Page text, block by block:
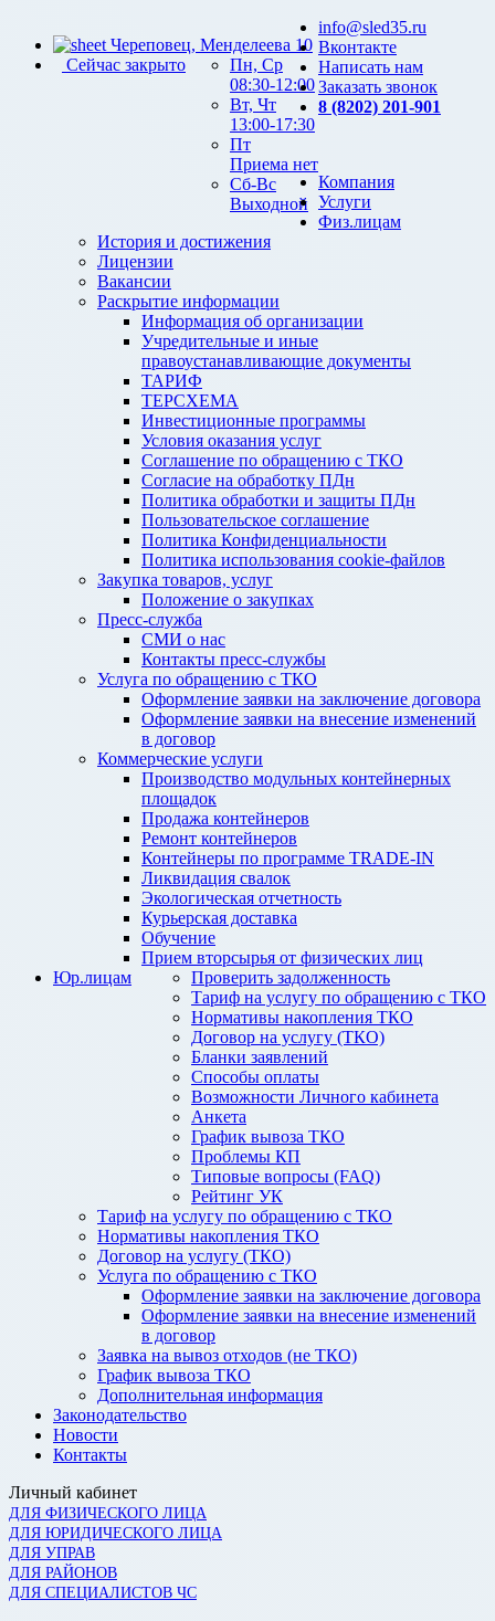
Череповец, Менделеева 10
Сейчас закрыто
Пн, Ср
08:30-12:00
Вт, Чт
13:00-17:30
Пт
Приема нет
Сб-Вс
Выходной
info@sled35.ru
Вконтакте
Написать нам
Заказать звонок
8 (8202) 201-901
Компания
История и достижения
Лицензии
Вакансии
Раскрытие информации
Информация об организации
Учредительные и иные
правоустанавливающие документы
ТАРИФ
ТЕРСХЕМА
Инвестиционные программы
Условия оказания услуг
Соглашение по обращению с ТКО
Согласие на обработку ПДн
Политика обработки и защиты ПДн
Пользовательское соглашение
Политика Конфиденциальности
Политика использования cookie-файлов
Закупка товаров, услуг
Положение о закупках
Пресс-служба
СМИ о нас
Контакты пресс-службы
Услуги
Услуга по обращению с ТКО
Оформление заявки на заключение договора
Оформление заявки на внесение изменений
в договор
Коммерческие услуги
Производство модульных контейнерных
площадок
Продажа контейнеров
Ремонт контейнеров
Контейнеры по программе TRADE-IN
Ликвидация свалок
Экологическая отчетность
Курьерская доставка
Обучение
Прием вторсырья от физических лиц
Физ.лицам
Проверить задолженность
Тариф на услугу по обращению с ТКО
Нормативы накопления ТКО
Договор на услугу (ТКО)
Бланки заявлений
Способы оплаты
Возможности Личного кабинета
Анкета
График вывоза ТКО
Проблемы КП
Типовые вопросы (FAQ)
Рейтинг УК
Юр.лицам
Тариф на услугу по обращению с ТКО
Нормативы накопления ТКО
Договор на услугу (ТКО)
Услуга по обращению с ТКО
Оформление заявки на заключение договора
Оформление заявки на внесение изменений
в договор
Заявка на вывоз отходов (не ТКО)
График вывоза ТКО
Дополнительная информация
Законодательство
Новости
Контакты
Личный кабинет
ДЛЯ ФИЗИЧЕСКОГО ЛИЦА
ДЛЯ ЮРИДИЧЕСКОГО ЛИЦА
ДЛЯ УПРАВ
ДЛЯ РАЙОНОВ
ДЛЯ СПЕЦИАЛИСТОВ ЧС